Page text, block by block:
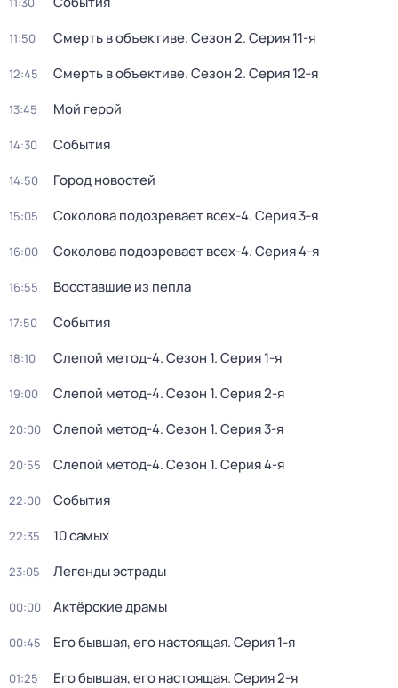
11:50 Смерть в объективе. Сезон 2. Серия 11-я
12:45 Смерть в объективе. Сезон 2. Серия 12-я
13:45 Мой герой
14:30 События
14:50 Город новостей
15:05 Соколова подозревает всех-4. Серия 3-я
16:00 Соколова подозревает всех-4. Серия 4-я
16:55 Восставшие из пепла
17:50 События
18:10 Слепой метод-4. Сезон 1. Серия 1-я
19:00 Слепой метод-4. Сезон 1. Серия 2-я
20:00 Слепой метод-4. Сезон 1. Серия 3-я
20:55 Слепой метод-4. Сезон 1. Серия 4-я
22:00 События
22:35 10 самых
23:05 Легенды эстрады
00:00 Актёрские драмы
00:45 Его бывшая, его настоящая. Серия 1-я
01:25 Его бывшая, его настоящая. Серия 2-я